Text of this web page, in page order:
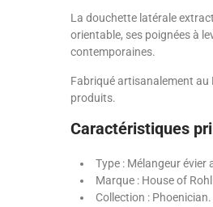
La douchette latérale
orientable, ses poignées à
contemporaines.
Fabriqué artisanalement au
produits.
Caractéristiques
Type : Mélangeur
Marque : House of
Collection : Phoenician.